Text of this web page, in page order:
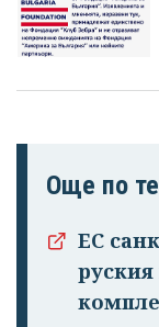
Още по
ЕС